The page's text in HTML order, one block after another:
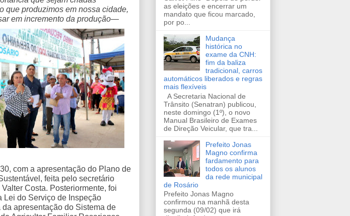
que produzimos em nossa cidade,
em incremento da produção—
com a apresentação do Plano de
feita pelo secretário
Costa. Posteriormente, foi
Lei do Serviço de Inspeção
apresentação do Sistema de
as eleições e encerrar um
mandato que ficou marcado,
por po...
Mudança
histórica no
exame da CNH:
fim da baliza
tradicional, carros
automáticos liberados e regras
mais flexíveis
A Secretaria Nacional de
Trânsito (Senatran) publicou,
neste domingo (1º), o novo
Manual Brasileiro de Exames
de Direção Veicular, que tra...
Prefeito Jonas
Magno confirma
fardamento para
todos os alunos
da rede municipal
de Rosário
Prefeito Jonas Magno
confirmou na manhã desta
segunda (09/02) que irá